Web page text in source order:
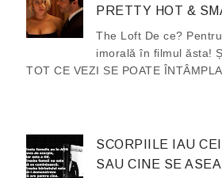
PRETTY HOT &
The Loft De ce?
imorală în filmul ăsta!
TOT CE VEZI SE POATE
SCORPIILE IAU
SAU CINE SE